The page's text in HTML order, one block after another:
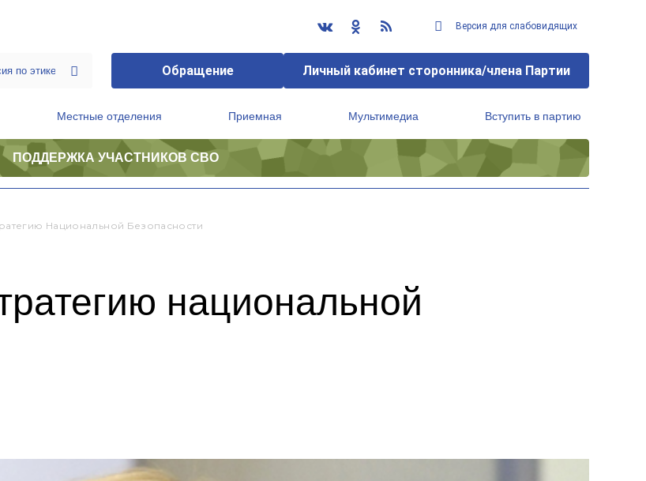
Версия для слабовидящих
Обращение Личный кабинет сторонника/члена Партии
Местные отделения Приемная Мультимедиа Вступить в партию
ПОДДЕРЖКА УЧАСТНИКОВ СВО
Национальной Безопасности
национальной